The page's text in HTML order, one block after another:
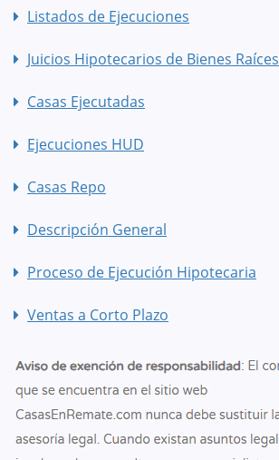
Listados de Ejecuciones
Juicios Hipotecarios de Bienes Raíces
Casas Ejecutadas
Ejecuciones HUD
Casas Repo
Descripción General
Proceso de Ejecución Hipotecaria
Ventas a Corto Plazo